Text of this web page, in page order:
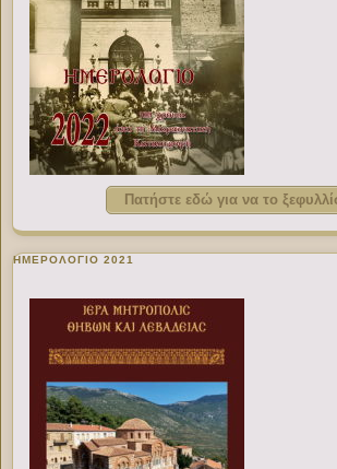
Πατήστε εδώ για να το
ΗΜΕΡΟΛΟΓΙΟ 2021